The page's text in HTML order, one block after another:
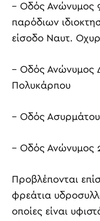
– Οδός Ανώνυμος
παρόδιων
είσοδο Ναυτ.
– Οδός Ανώνυμος
Πολυκάρπου
– Οδός
– Οδός Ανώνυμος
Προβλέπονται
φρεάτια
οποίες είναι